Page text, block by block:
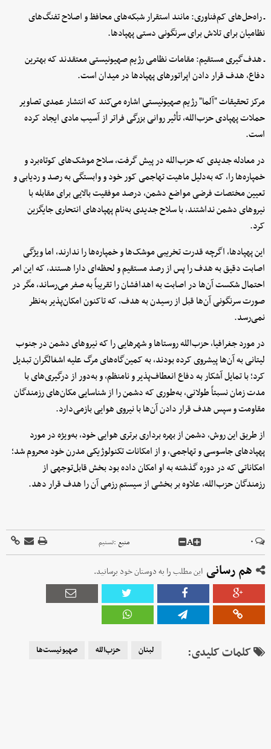
ـ راه‌حل‌های کم‌فناوری: مانند استقرار شبکه‌های محافظ و اصلاح تفنگ‌های
نظامیان برای تلاش برای سرنگونی دستی پهپادها.
ـ هدف‌گیری مستقیم: مقامات نظامی رژیم صهیونیستی معتقدند که بهترین
دفاع، هدف قرار دادن اپراتورهای پهپادها در میدان است.
مرکز تحقیقات "آلما" رژیم صهیونیستی اشاره می‌کند که انتشار عمدی تصاویر
حملات پهپادی حزب‌الله، تأثیر روانی بزرگی فراتر از آسیب مادی ایجاد کرده
است.
در معادله جدیدی که حزب‌الله در پیش گرفت، سلاح موشک‌های کوتاه‌برد و
خمپاره‌ها را، که به‌دلیل ماهیت تهاجمی کور خود و وابستگی به رصد و ردیابی و
تعیین مختصات فرضی مواضع دشمن، درصد موفقیت بالایی برای مقابله با
نیروهای دشمن نداشتند، با سلاح جدیدی به‌نام پهپادهای انتحاری جایگزین
کرد.
این پهپادها، اگرچه قدرت تخریبی موشک‌ها و خمپاره‌ها را ندارند، اما ویژگی
اصابت دقیق به هدف را پس از رصد مستقیم و لحظه‌ای دارا هستند، که این امر
احتمال شکست آن‌ها در اصابت به اهدافشان را تقریباً به صفر می‌رساند، مگر در
صورت سرنگونی آن‌ها قبل از رسیدن به هدف، که تاکنون امکان‌پذیر به‌نظر
نمی‌رسد.
در مورد جغرافیا، حزب‌الله روستاها و شهرهایی را که نیروهای دشمن در جنوب
لیتانی به آن‌ها پیشروی کرده بودند، به کمین‌گاه‌های مرگ علیه اشغالگران تبدیل
کرد؛ با تمایل آشکار به دفاع انعطاف‌پذیر و نامنظم، و به‌دور از درگیری‌های با
مدت زمان نسبتاً طولانی، به‌طوری که دشمن را از شناسایی مکان‌های رزمندگان
مقاومت و سپس هدف قرار دادن آن‌ها با نیروی هوایی بازمی‌دارد.
از طریق این روش، دشمن از بهره برداری برتری هوایی خود، به‌ویژه در مورد
پهپادهای جاسوسی و تهاجمی، و از امکانات تکنولوژیکی مدرن خود محروم شد؛
امکاناتی که در دوره گذشته به او امکان داده بود بخش قابل‌توجهی از
رزمندگان حزب‌الله، علاوه بر بخشی از سیستم رزمی آن را هدف قرار دهد.
۰ A منبع :تسنیم
هم رسانی این مطلب را به دوستان خود برسانید.
کلمات کلیدی: لبنان حزب‌الله صهیونیست‌ها